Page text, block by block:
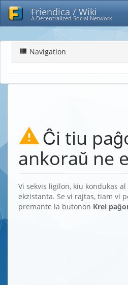
Friendica / Wiki
A Decentralized Social Network
Navigation
Ĉi tiu
ankoraŭ ne
Vi sekvis ligilon, kiu kondukas
ekzistanta. Se vi rajtas, tiam vi
premante la butonon Krei